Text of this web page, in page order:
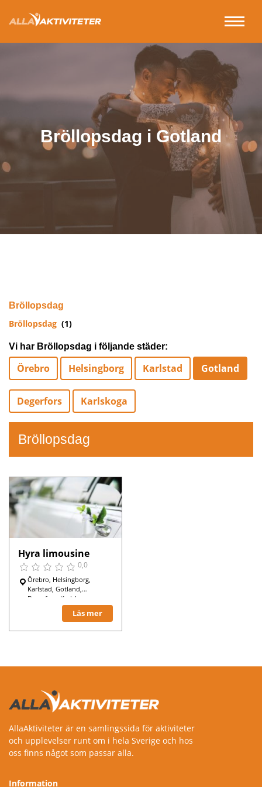
Bröllopsdag i Gotland
Bröllopsdag
Bröllopsdag (1)
Vi har Bröllopsdag i följande städer:
Örebro Helsingborg Karlstad Gotland
Degerfors Karlskoga
Bröllopsdag
Hyra limousine
0,0
Örebro, Helsingborg,
Karlstad, Gotland,
Degerfors, Karlskoga,
Läs mer
AllaAktiviteter är en samlingssida för aktiviteter
och upplevelser runt om i hela Sverige och hos
oss finns något som passar alla.
Information